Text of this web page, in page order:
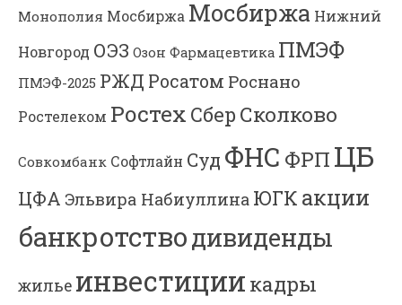
Монополия Мосбиржа Мосбиржа Нижний
Новгород ОЭЗ Озон Фармацевтика ПМЭФ
ПМЭФ-2025 РЖД Росатом Роснано
Ростелеком Ростех Сбер Сколково
Совкомбанк Софтлайн Суд ФНС ФРП ЦБ
ЦФА Эльвира Набиуллина ЮГК акции
банкротстводивиденды
жилье инвестиции кадры